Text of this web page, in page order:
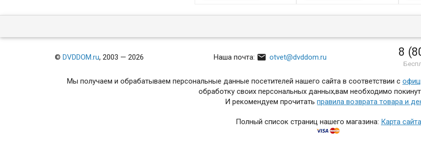
©DVDDOM.ru, 2003 — 2026 Наша почта:  otvet@dvddom.ru 8
Мы получаем и обрабатываем персональные данные посетителей нашего сайта в соответствии с
обработку своих персональных данных,вам необходимо
И рекомендуем прочитатьправила возврата товара и
Полный список страниц нашего магазина: Карта сайта